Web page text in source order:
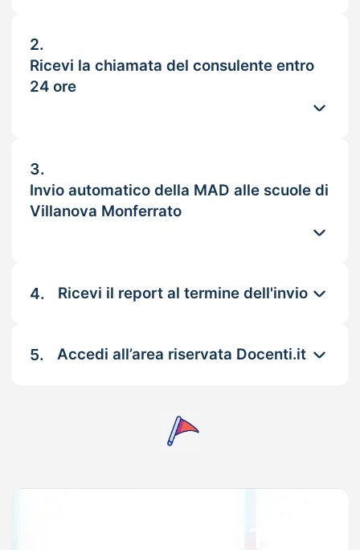
2.
Ricevi la chiamata del consulente entro
24 ore
3.
Invio automatico della MAD alle scuole di
Villanova Monferrato
4. Ricevi il report al termine dell'invio
5. Accedi all’area riservata Docenti.it